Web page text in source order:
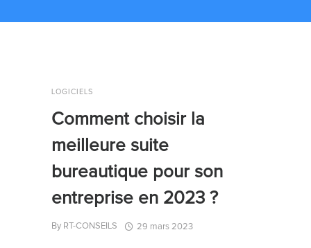
LOGICIELS
Comment choisir la
meilleure suite
bureautique pour son
entreprise en 2023 ?
By RT-CONSEILS 29 mars 2023